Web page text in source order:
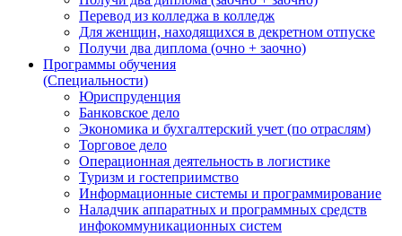
Перевод из колледжа в колледж
Для женщин, находящихся в декретном отпуске
Получи два диплома (очно + заочно)
Программы обучения
(Специальности)
Юриспруденция
Банковское дело
Экономика и бухгалтерский учет (по отраслям)
Торговое дело
Операционная деятельность в логистике
Туризм и гостеприимство
Информационные системы и программирование
Наладчик аппаратных и программных средств
инфокоммуникационных систем